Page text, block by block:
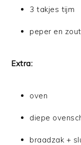
3 takjes tijm
peper en zout
Extra:
oven
diepe
braadzak +